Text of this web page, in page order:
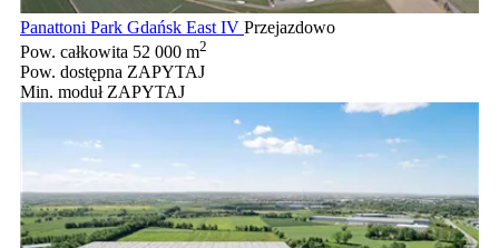
Panattoni Park Gdańsk East IV Przejazdowo
Pow. całkowita 52 000 m2
Pow. dostępna ZAPYTAJ
Min. moduł ZAPYTAJ